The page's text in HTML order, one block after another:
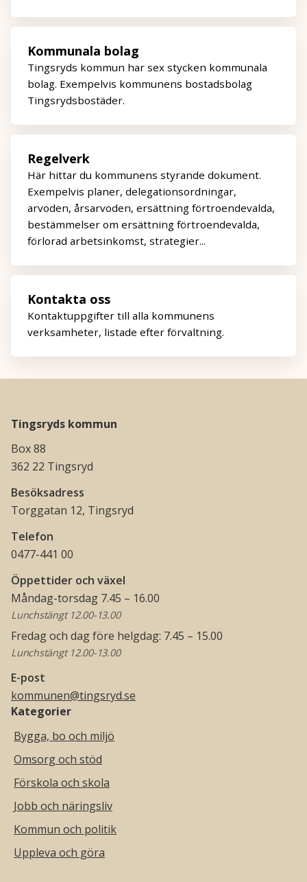
Kommunala bolag
Tingsryds kommun har sex stycken kommunala
bolag. Exempelvis kommunens bostadsbolag
Tingsrydsbostäder.
Regelverk
Här hittar du kommunens styrande dokument.
Exempelvis planer, delegationsordningar,
arvoden, årsarvoden, ersättning förtroendevalda,
bestämmelser om ersättning förtroendevalda,
förlorad arbetsinkomst, strategier...
Kontakta oss
Kontaktuppgifter till alla kommunens
verksamheter, listade efter förvaltning.
Tingsryds kommun
Box 88
362 22 Tingsryd
Besöksadress
Torggatan 12, Tingsryd
Telefon
0477-441 00
Öppettider och växel
Måndag-torsdag 7.45 – 16.00
Lunchstängt 12.00-13.00
Fredag och dag före helgdag: 7.45 – 15.00
Lunchstängt 12.00-13.00
E-post
kommunen@tingsryd.se
Kategorier
Bygga, bo och miljö
Omsorg och stöd
Förskola och skola
Jobb och näringsliv
Kommun och politik
Uppleva och göra